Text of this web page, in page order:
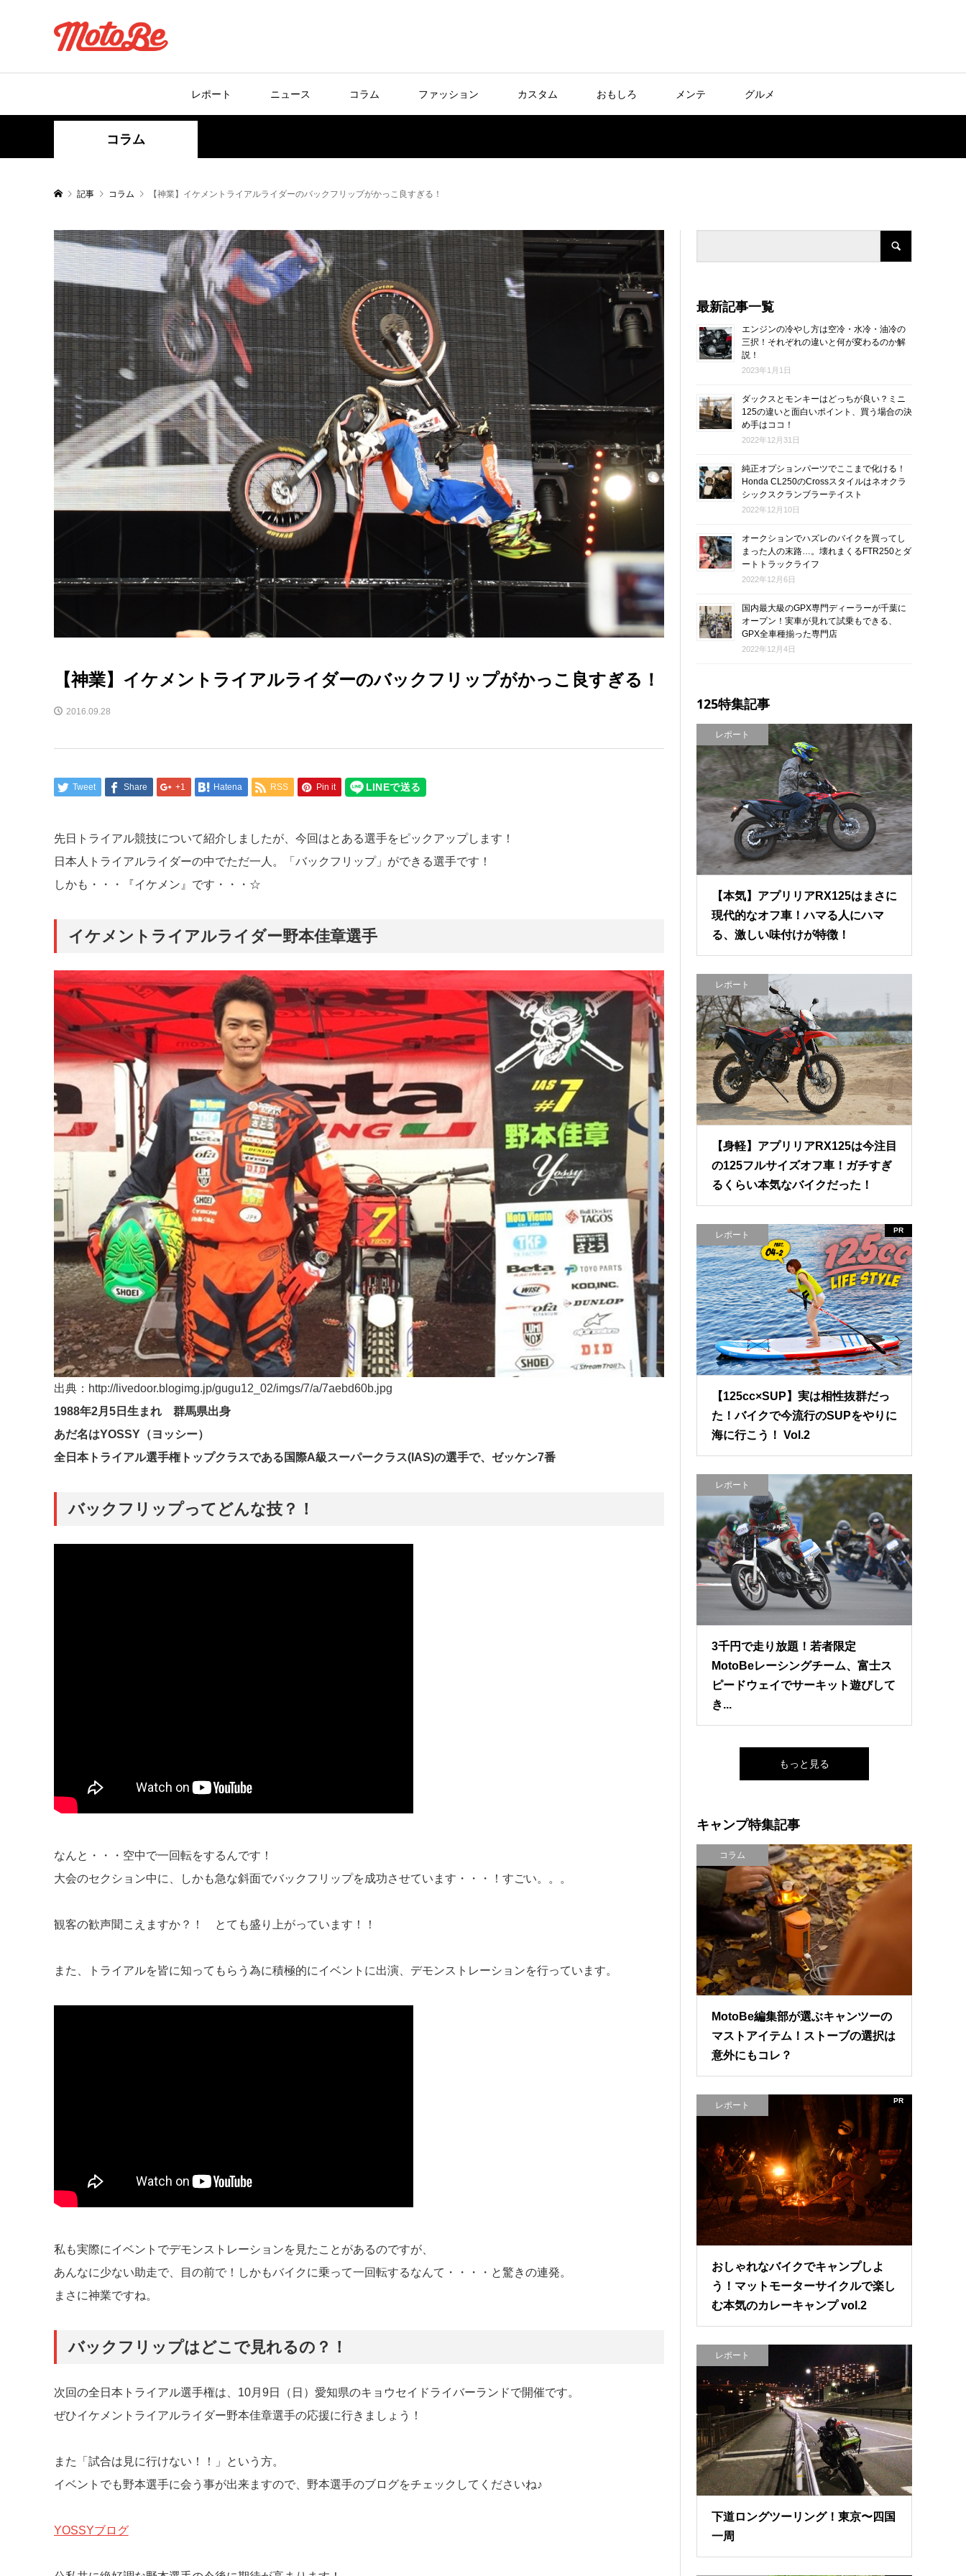
レポート ニュース コラム ファッション カスタム おもしろ メンテ グルメ
コラム
記事 コラム 【神業】イケメントライアルライダーのバックフリップがかっこ良すぎる！
【神業】イケメントライアルライダーのバックフリップがかっこ良すぎる！
2016.09.28
Tweet Share +1 Hatena RSS Pin it
先日トライアル競技について紹介しましたが、今回はとある選手をピックアップします！
日本人トライアルライダーの中でただ一人。「バックフリップ」ができる選手です！
しかも・・・『イケメン』です・・・☆
イケメントライアルライダー野本佳章選手
出典：http://livedoor.blogimg.jp/gugu12_02/imgs/7/a/7aebd60b.jpg
1988年2月5日生まれ 群馬県出身
あだ名はYOSSY（ヨッシー）
全日本トライアル選手権トップクラスである国際A級スーパークラス(IAS)の選手で、ゼッケン7番
バックフリップってどんな技？！
なんと・・・空中で一回転をするんです！
大会のセクション中に、しかも急な斜面でバックフリップを成功させています・・・！すごい。。。
観客の歓声聞こえますか？！ とても盛り上がっています！！
また、トライアルを皆に知ってもらう為に積極的にイベントに出演、デモンストレーションを行っています。
私も実際にイベントでデモンストレーションを見たことがあるのですが、
あんなに少ない助走で、目の前で！しかもバイクに乗って一回転するなんて・・・・と驚きの連発。
まさに神業ですね。
バックフリップはどこで見れるの？！
次回の全日本トライアル選手権は、10月9日（日）愛知県のキョウセイドライバーランドで開催です。
ぜひイケメントライアルライダー野本佳章選手の応援に行きましょう！
また「試合は見に行けない！！」という方。
イベントでも野本選手に会う事が出来ますので、野本選手のブログをチェックしてくださいね♪
YOSSYブログ
最新記事一覧
エンジンの冷やし方は空冷・水冷・油冷の
三択！それぞれの違いと何が変わるのか解
説！
2023年1月1日
ダックスとモンキーはどっちが良い？ミニ
125の違いと面白いポイント、買う場合の決
め手はココ！
2022年12月31日
純正オプションパーツでここまで化ける！
Honda CL250のCrossスタイルはネオクラ
シックスクランブラーテイスト
2022年12月10日
オークションでハズレのバイクを買ってし
まった人の末路…。壊れまくるFTR250とダ
ートトラックライフ
2022年12月6日
国内最大級のGPX専門ディーラーが千葉に
オープン！実車が見れて試乗もできる、
GPX全車種揃った専門店
2022年12月4日
125特集記事
レポート
【本気】アプリリアRX125はまさに
現代的なオフ車！ハマる人にハマ
る、激しい味付けが特徴！
レポート
【身軽】アプリリアRX125は今注目
の125フルサイズオフ車！ガチすぎ
るくらい本気なバイクだった！
レポート PR
【125cc×SUP】実は相性抜群だっ
た！バイクで今流行のSUPをやりに
海に行こう！ Vol.2
レポート
3千円で走り放題！若者限定
MotoBeレーシングチーム、富士ス
ピードウェイでサーキット遊びして
き...
もっと見る
キャンプ特集記事
コラム
MotoBe編集部が選ぶキャンツーの
マストアイテム！ストーブの選択は
意外にもコレ？
レポート PR
おしゃれなバイクでキャンプしよ
う！マットモーターサイクルで楽し
む本気のカレーキャンプ vol.2
レポート
下道ロングツーリング！東京〜四国
一周